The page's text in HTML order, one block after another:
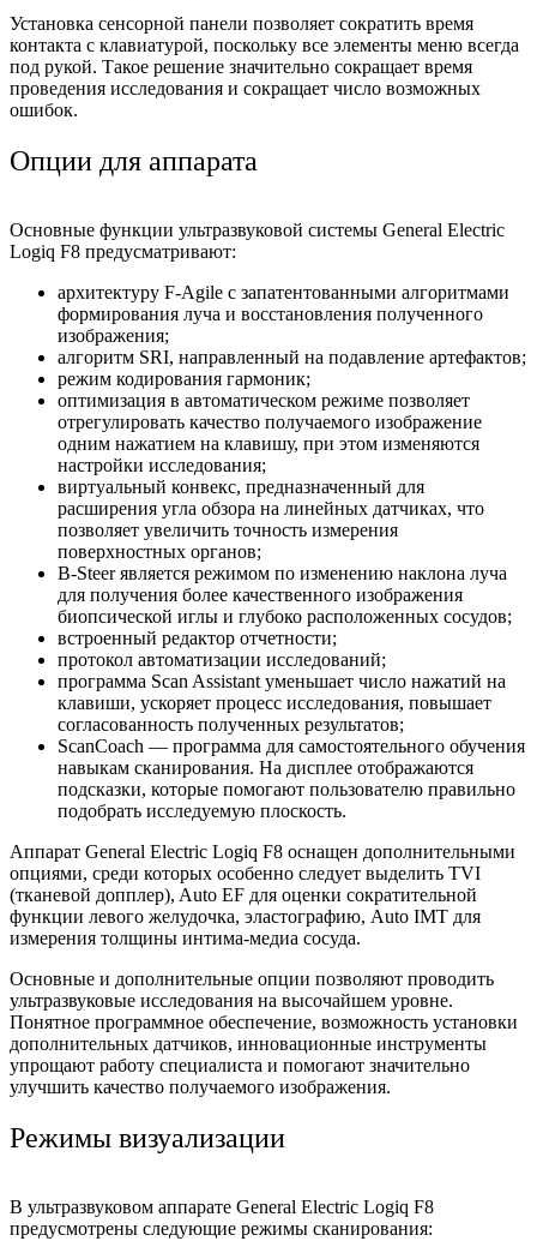
Установка сенсорной панели позволяет сократить время
контакта с клавиатурой, поскольку все элементы меню всегда
под рукой. Такое решение значительно сокращает время
проведения исследования и сокращает число возможных
ошибок.
Опции для аппарата
Основные функции ультразвуковой системы General Electric
Logiq F8 предусматривают:
архитектуру F-Agile с запатентованными алгоритмами
формирования луча и восстановления полученного
изображения;
алгоритм SRI, направленный на подавление артефактов;
режим кодирования гармоник;
оптимизация в автоматическом режиме позволяет
отрегулировать качество получаемого изображение
одним нажатием на клавишу, при этом изменяются
настройки исследования;
виртуальный конвекс, предназначенный для
расширения угла обзора на линейных датчиках, что
позволяет увеличить точность измерения
поверхностных органов;
B-Steer является режимом по изменению наклона луча
для получения более качественного изображения
биопсической иглы и глубоко расположенных сосудов;
встроенный редактор отчетности;
протокол автоматизации исследований;
программа Scan Assistant уменьшает число нажатий на
клавиши, ускоряет процесс исследования, повышает
согласованность полученных результатов;
ScanCoach — программа для самостоятельного обучения
навыкам сканирования. На дисплее отображаются
подсказки, которые помогают пользователю правильно
подобрать исследуемую плоскость.
Аппарат General Electric Logiq F8 оснащен дополнительными
опциями, среди которых особенно следует выделить TVI
(тканевой допплер), Auto EF для оценки сократительной
функции левого желудочка, эластографию, Auto IMT для
измерения толщины интима-медиа сосуда.
Основные и дополнительные опции позволяют проводить
ультразвуковые исследования на высочайшем уровне.
Понятное программное обеспечение, возможность установки
дополнительных датчиков, инновационные инструменты
упрощают работу специалиста и помогают значительно
улучшить качество получаемого изображения.
Режимы визуализации
В ультразвуковом аппарате General Electric Logiq F8
предусмотрены следующие режимы сканирования: